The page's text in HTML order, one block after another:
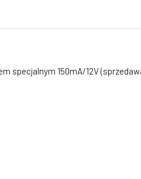
150mA/12V